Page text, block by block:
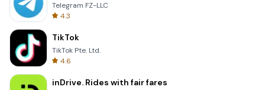
Telegram FZ-LLC
4.3
TikTok
TikTok Pte. Ltd.
4.6
inDrive. Rides with fair fares